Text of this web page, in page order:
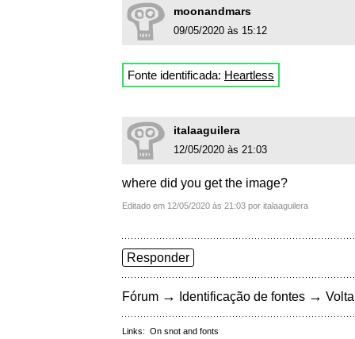
moonandmars
09/05/2020 às 15:12
Fonte identificada: Heartless
italaaguilera
12/05/2020 às 21:03
where did you get the image?
Editado em 12/05/2020 às 21:03 por italaaguilera
Responder
Fórum → Identificação de fontes →
Links: On snot and fonts